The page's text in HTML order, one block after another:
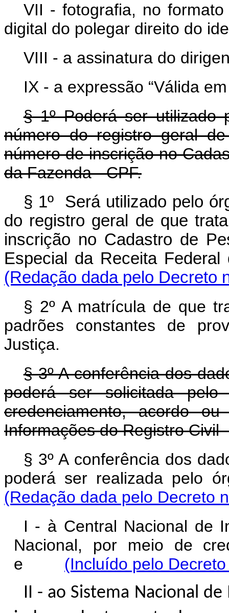
VII - fotografia, no
digital do polegar direito do
VIII - a assinatura do
IX - a expressão “Válida
§ 1º Poderá ser utilizado
número do registro geral
número de inscrição no
da Fazenda - CPF.
§ 1º Será utilizado pelo
do registro geral de que
inscrição no Cadastro de
Especial da Receita
(Redação dada pelo Decreto
§ 2º A matrícula de que
padrões constantes de
Justiça.
§ 3º A conferência dos
poderá ser solicitada pelo
credenciamento, acordo
Informações do Registro Civil
§ 3º A conferência dos
poderá ser realizada
(Redação dada pelo Decreto
I - à Central Nacional de
Nacional, por meio de
e (Incluído pelo
II - ao Sistema Nacional